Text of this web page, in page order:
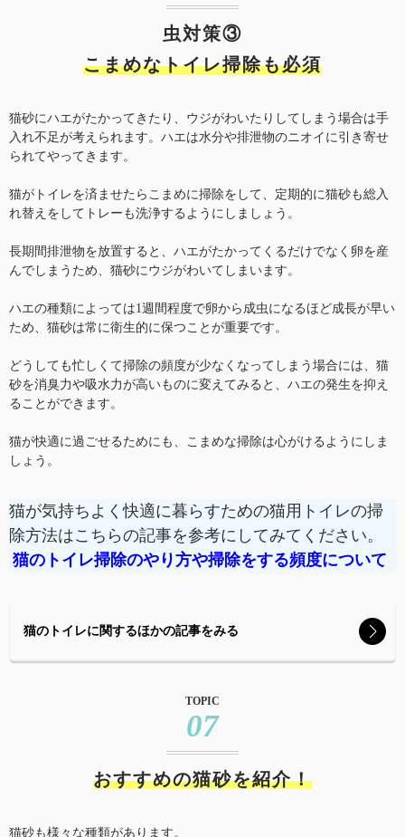
虫対策③
こまめなトイレ掃除も必須
猫砂にハエがたかってきたり、ウジがわいたりしてしまう場合は手
入れ不足が考えられます。ハエは水分や排泄物のニオイに引き寄せ
られてやってきます。
猫がトイレを済ませたらこまめに掃除をして、定期的に猫砂も総入
れ替えをしてトレーも洗浄するようにしましょう。
長期間排泄物を放置すると、ハエがたかってくるだけでなく卵を産
んでしまうため、猫砂にウジがわいてしまいます。
ハエの種類によっては1週間程度で卵から成虫になるほど成長が早い
ため、猫砂は常に衛生的に保つことが重要です。
どうしても忙しくて掃除の頻度が少なくなってしまう場合には、猫
砂を消臭力や吸水力が高いものに変えてみると、ハエの発生を抑え
ることができます。
猫が快適に過ごせるためにも、こまめな掃除は心がけるようにしま
しょう。
猫が気持ちよく快適に暮らすための猫用トイレの掃
除方法はこちらの記事を参考にしてみてください。
猫のトイレ掃除のやり方や掃除をする頻度について
猫のトイレに関するほかの記事をみる
TOPIC
07
おすすめの猫砂を紹介！
猫砂も様々な種類があります。